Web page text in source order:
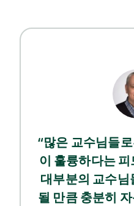
“많은 교수님들
이 훌륭하다는
대부분의 교수
될 만큼 충분히